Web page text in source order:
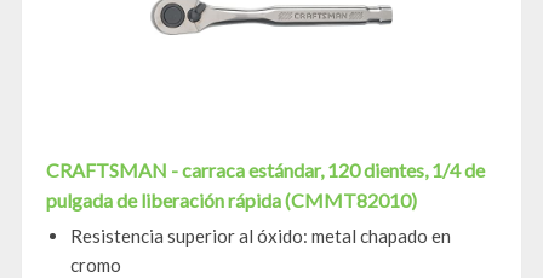
CRAFTSMAN - carraca estándar, 120 dientes, 1/4 de
pulgada de liberación rápida (CMMT82010)
Resistencia superior al óxido: metal chapado en
cromo